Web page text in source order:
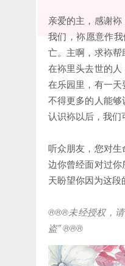
亲爱的主，感谢
我们，袮愿意作
亡。主啊，求袮
在袮里头去世的
在乐园里，有一
不得更多的人能
认识袮以后，我们
听众朋友，您对
边你曾经面对过
天盼望你因为这段
®®®未经授权，
盗” ®®®